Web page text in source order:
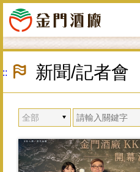
跳
主
::: 新聞/記者會